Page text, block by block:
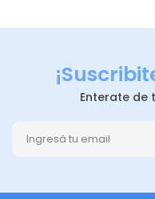
Enterate de